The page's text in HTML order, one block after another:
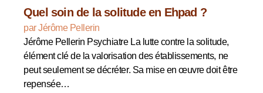
Quel soin de la solitude en Ehpad ?
par Jérôme Pellerin
Jérôme Pellerin Psychiatre La lutte contre la solitude,
élément clé de la valorisation des établissements, ne
peut seulement se décréter. Sa mise en œuvre doit être
repensée…